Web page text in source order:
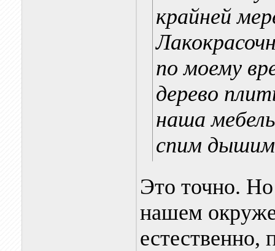
крайней
по моему
дерево
наша
спим
Это точно.
нашем
естественно,